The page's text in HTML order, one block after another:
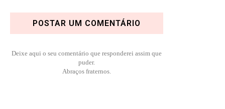
POSTAR UM COMENTÁRIO
Deixe aqui o seu comentário que responderei assim que
puder.
Abraços fraternos.